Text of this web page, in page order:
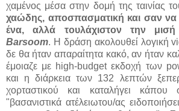
χαμένος μέσα στην δομή της ταινίας
χαώδης, αποσπασματική και σαν να
ένα, αλλά τουλάχιστον την μισή
Barsoom. Η δράση ακολουθεί λογική
δε θα ήταν απαραίτητα κακό, αν ήταν
έμοιαζε με high-budget εκδοχή των
και η διάρκεια των 132 λεπτών
χορταστικού και καταλήγει κάπου
"βασανιστικά ατέλειωτου/ας